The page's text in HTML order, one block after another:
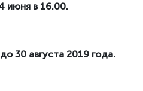
июня в 16.00.
30 августа 2019 года.